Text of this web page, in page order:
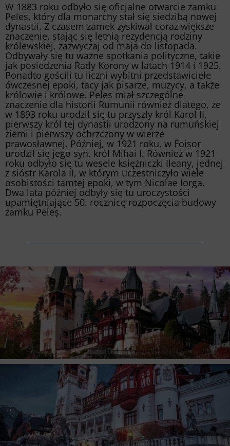
W 1883 roku odbyło się oficjalne otwarcie zamku
Peleș, który dla monarchy stał się siedzibą nowej
dynastii. Z czasem zamek zyskiwał coraz większe
znaczenie, stając się letnią rezydencją rodziny
królewskiej, zazwyczaj od maja do listopada.
Odbywały się tu ważne spotkania polityczne, takie
jak posiedzenia Rady Korony w latach 1914 i 1925.
Ponadto gościli tu liczni wybitni przedstawiciele
ówczesnej epoki, tacy jak pisarze, muzycy, a także
królowie i królowe. Peleș miał szczególne
znaczenie dla historii Rumunii również dlatego, że
w 1893 roku urodził się tu przyszły król Karol II,
pierwszy król tej dynastii urodzony na rumuńskiej
ziemi i pierwszy ochrzczony w wierze
prawosławnej. Później, w 1921 roku, w Foișor
urodził się jego syn, król Mihai I. Również w 1921
roku odbyło się tu wesele księżniczki Ileany, jednej
z sióstr Karola II, w którym uczestniczyło wiele
osobistości tamtej epoki, w tym Nicolae Iorga.
Dwa lata później odbyły się tu uroczystości
upamiętniające 50. rocznicę rozpoczęcia budowy
zamku Peleș.